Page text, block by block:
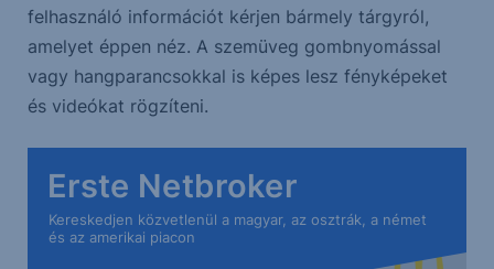
felhasználó információt kérjen bármely tárgyról,
amelyet éppen néz. A szemüveg gombnyomással
vagy hangparancsokkal is képes lesz fényképeket
és videókat rögzíteni.
Erste Netbroker
Kereskedjen közvetlenül a magyar, az osztrák, a német
és az amerikai piacon